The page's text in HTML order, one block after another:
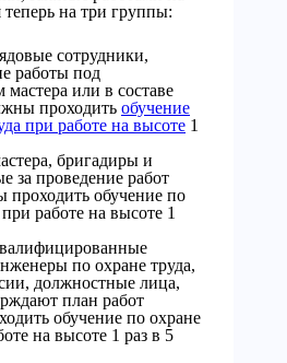
теперь на три группы:
сотрудники,
работы под
мастера или в составе
проходить обучение
при работе на высоте 1
бригадиры и
за проведение работ
проходить обучение по
работе на высоте 1
по охране труда,
должностные лица,
план работ
обучение по охране
на высоте 1 раз в 5